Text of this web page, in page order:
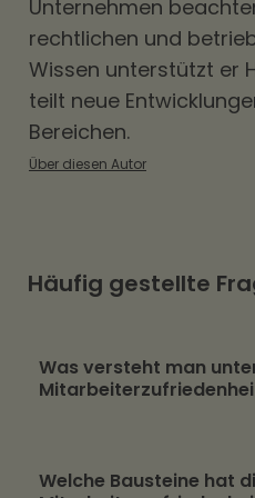
Unternehmen
rechtlichen und
Wissen unterstützt er
teilt neue
Bereichen.
Über diesen Autor
Häufig gestellte
Was versteht man
sich Mitarbeitende in
Welche Bausteine hat